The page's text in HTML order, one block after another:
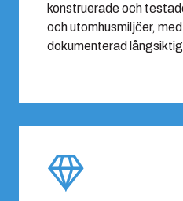
konstruerade och
och utomhusmiljöer,
dokumenterad